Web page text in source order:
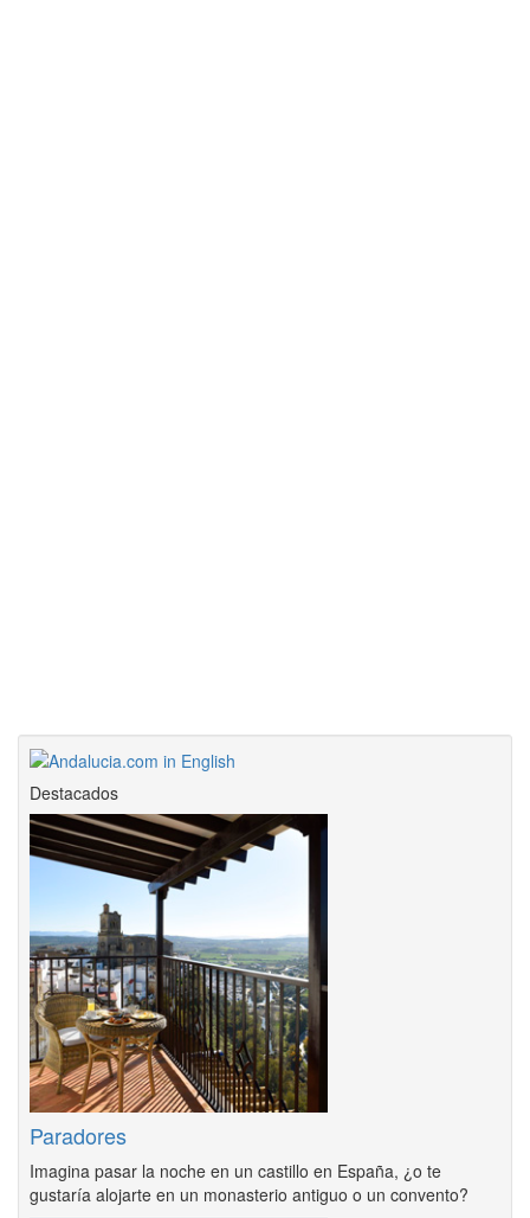
Destacados
Paradores
Imagina pasar la noche en un castillo en España, ¿o te
gustaría alojarte en un monasterio antiguo o un convento?